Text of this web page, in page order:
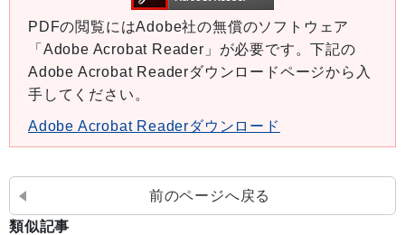
PDFの閲覧にはAdobe社の無償のソフトウェア
「Adobe Acrobat Reader」が必要です。下記の
Adobe Acrobat Readerダウンロードページから入
手してください。
Adobe Acrobat Readerダウンロード
前のページへ戻る
類似記事